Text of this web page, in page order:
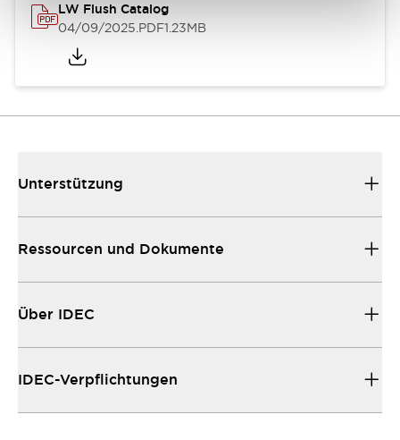
LW Flush Catalog
04/09/2025.PDF1.23MB
Unterstützung
Ressourcen und Dokumente
Über IDEC
IDEC-Verpflichtungen